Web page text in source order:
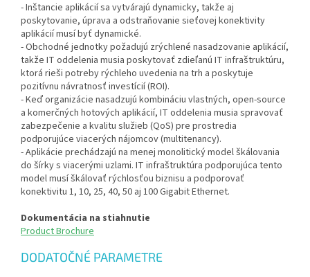
- Inštancie aplikácií sa vytvárajú dynamicky, takže aj
poskytovanie, úprava a odstraňovanie sieťovej konektivity
aplikácií musí byť dynamické.
- Obchodné jednotky požadujú zrýchlené nasadzovanie aplikácií,
takže IT oddelenia musia poskytovať zdieľanú IT infraštruktúru,
ktorá rieši potreby rýchleho uvedenia na trh a poskytuje
pozitívnu návratnosť investícií (ROI).
- Keď organizácie nasadzujú kombináciu vlastných, open-source
a komerčných hotových aplikácií, IT oddelenia musia spravovať
zabezpečenie a kvalitu služieb (QoS) pre prostredia
podporujúce viacerých nájomcov (multitenancy).
- Aplikácie prechádzajú na menej monolitický model škálovania
do šírky s viacerými uzlami. IT infraštruktúra podporujúca tento
model musí škálovať rýchlosťou biznisu a podporovať
konektivitu 1, 10, 25, 40, 50 aj 100 Gigabit Ethernet.
Dokumentácia na stiahnutie
Product Brochure
DODATOČNÉ PARAMETRE